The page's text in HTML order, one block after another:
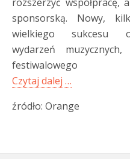
sponsorską. Nowy,
wielkiego sukcesu
wydarzeń
festiwalowego
Czytaj dalej …
źródło: Orange